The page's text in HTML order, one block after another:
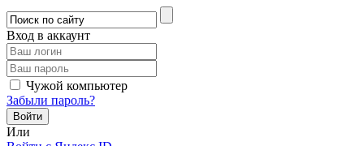
Вход в аккаунт
Чужой компьютер
Забыли пароль?
Или